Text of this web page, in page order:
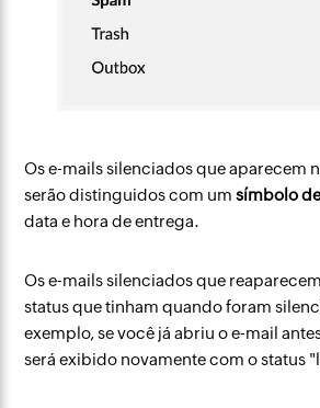
Os e-mails silenciados que aparecem
serão distinguidos com umsímbolo
data e hora de entrega.
Os e-mails silenciados que
status que tinham quando foram
exemplo, se você já abriu o e-mail
será exibido novamente com o status